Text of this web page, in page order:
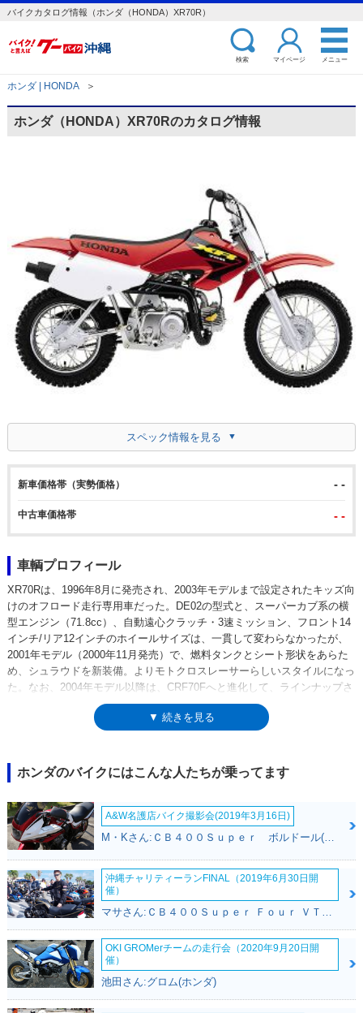
バイクカタログ情報（ホンダ（HONDA）XR70R）
検索 マイページ メニュー
ホンダ | HONDA ＞
ホンダ（HONDA）XR70Rのカタログ情報
スペック情報を見る
新車価格帯（実勢価格） - -
中古車価格帯 - -
車輌プロフィール
XR70Rは、1996年8月に発売され、2003年モデルまで設定されたキッズ向
けのオフロード走行専用車だった。DE02の型式と、スーパーカブ系の横
型エンジン（71.8cc）、自動遠心クラッチ・3速ミッション、フロント14
インチ/リア12インチのホイールサイズは、一貫して変わらなかったが、
2001年モデル（2000年11月発売）で、燃料タンクとシート形状をあらた
め、シュラウドを新装備。よりモトクロスレーサーらしいスタイルになっ
た。なお、2004年モデル以降は、CRF70Fへと進化して、ラインナップさ
れた。※ナンバープレート取得、公道走行はできない
▼ 続きを見る
ホンダのバイクにはこんな人たちが乗ってます
A&W名護店バイク撮影会(2019年3月16日)
M・Kさん:ＣＢ４００Ｓｕｐｅｒ ボルドール(ホンダ)
沖縄チャリティーランFINAL（2019年6月30日開
催）
マサさん:ＣＢ４００Ｓｕｐｅｒ Ｆｏｕｒ ＶＴＥＣ ＳＰＥＣ２(ホンダ)
OKI GROMerチームの走行会（2020年9月20日開
催）
池田さん:グロム(ホンダ)